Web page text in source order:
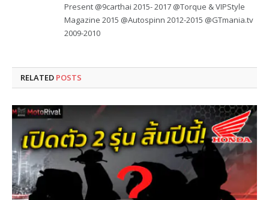
Present @9carthai 2015- 2017 @Torque & VIPStyle
Magazine 2015 @Autospinn 2012-2015 @GTmania.tv
2009-2010
RELATED POSTS